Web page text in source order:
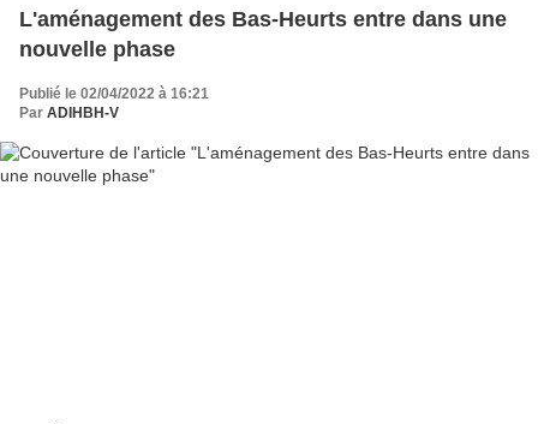
L'aménagement des Bas-Heurts entre dans une
nouvelle phase
Publié le 02/04/2022 à 16:21
Par ADIHBH-V